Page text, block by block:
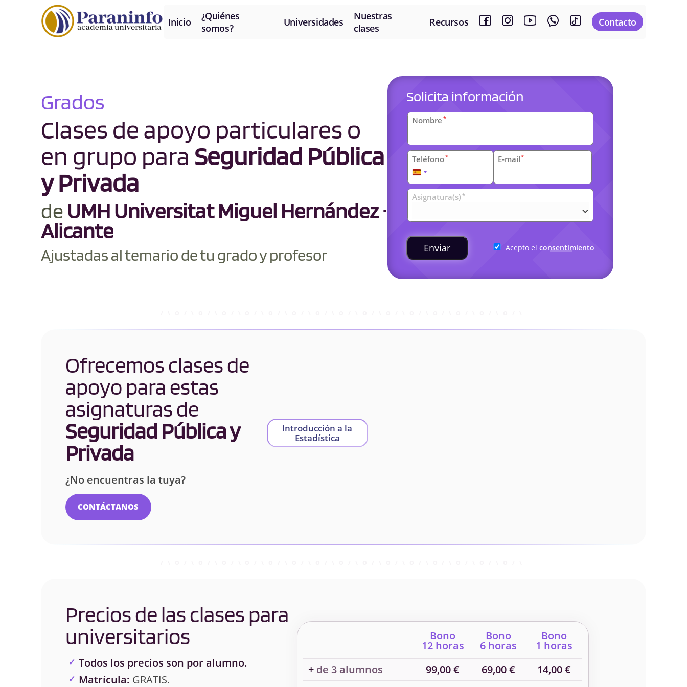
Inicio
¿Quiénes
somos?
Universidades
Nuestras
clases
Recursos Contacto
Grados
Clases de apoyo particulares o
en grupo para Seguridad Pública
y Privada
de UMH Universitat Miguel Hernández ·
Alicante
Ajustadas al temario de tu grado y profesor
Solicita información
Datos
Nombre *
Teléfono*
España
+34
E-mail*
Clases
Asignatura(s) *
Enviar Acepto elconsentimiento
Ofrecemos clases de
apoyo para estas
asignaturas de
Seguridad Pública y
Privada
¿No encuentras la tuya?
CONTÁCTANOS
Introducción a la
Estadística
Precios de las clases para
universitarios
Todos los precios son por alumno.
Matrícula: GRATIS.
Bono
12 horas
Bono
6 horas
Bono
1 horas
+de 3 alumnos 99,00 € 69,00 €
14,00 €